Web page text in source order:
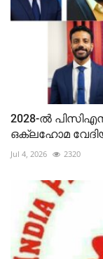
2028-ൽ
ഒക്‌ലഹോമ
Jul 4, 2026 2320